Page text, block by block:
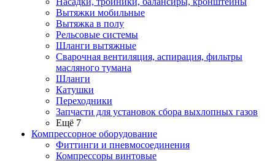
Вытяжки мобильные
Вытяжка в полу
Рельсовые системы
Шланги вытяжные
Сварочная вентиляция, аспирация, фильтры
масляного тумана
Шланги
Катушки
Переходники
Запчасти для установок сбора выхлопных газов
Ещё 7
Компрессорное оборудование
Фиттинги и пневмосоединения
Компрессоры винтовые